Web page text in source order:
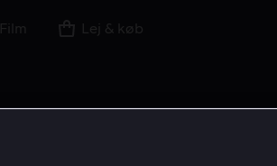
Film Lej & køb